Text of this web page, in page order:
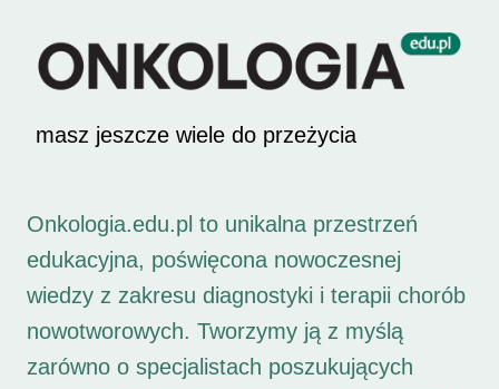
masz jeszcze wiele do przeżycia
Onkologia.edu.pl to unikalna przestrzeń
edukacyjna, poświęcona nowoczesnej
wiedzy z zakresu diagnostyki i terapii chorób
nowotworowych. Tworzymy ją z myślą
zarówno o specjalistach poszukujących